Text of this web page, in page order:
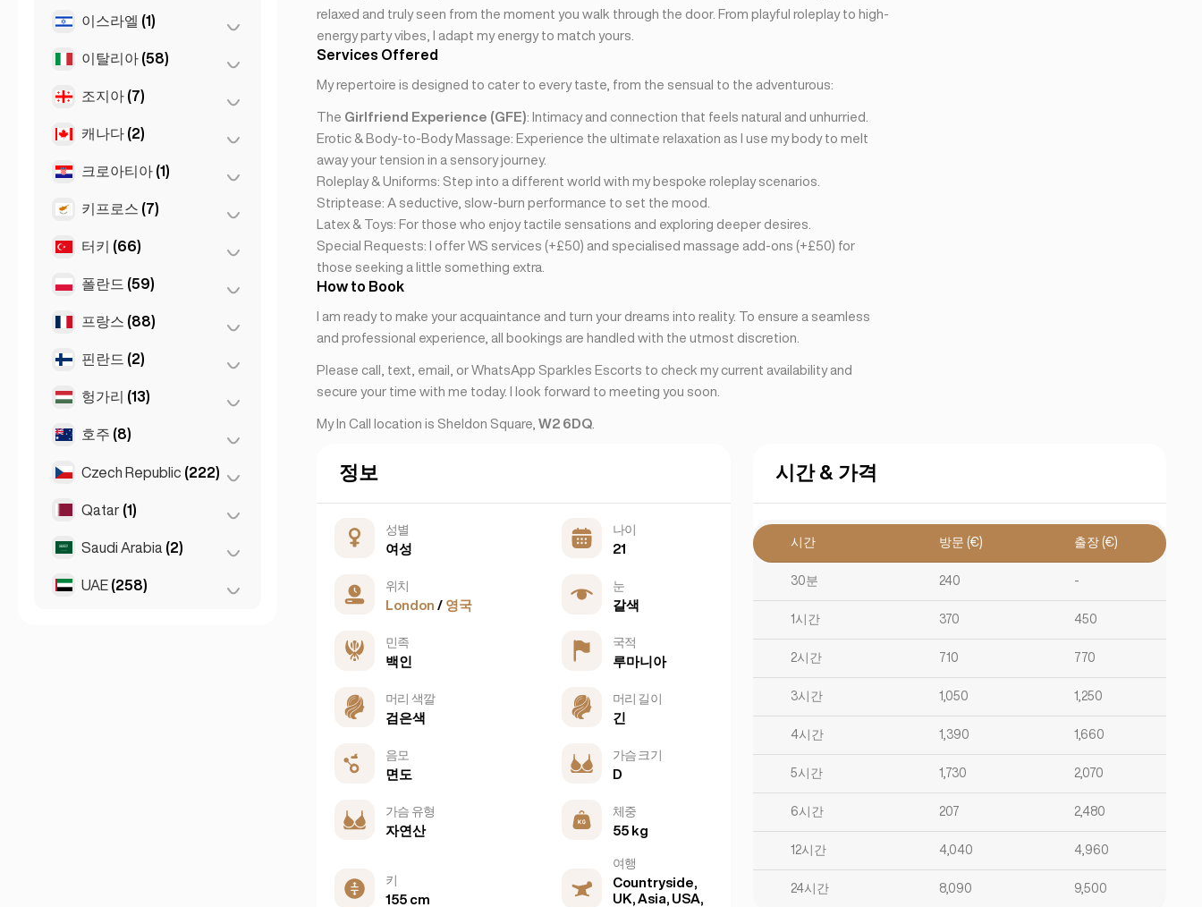
맨체스터
린츠
빈
하르키우 (1)
Kiev
이스라엘 (1)
텔아비브 (1)
이탈리아 (58)
나폴리 (1)
로마
밀라노
조지아 (7)
바투미 (2)
트빌리시
캐나다 (2)
토론토 (2)
크로아티아 (1)
자그레브 (1)
키프로스 (7)
니코시아 (3)
라르나카
리마솔
터키 (66)
앙카라 (14)
이스탄불
이즈미르
폴란드 (59)
바르샤바 (55)
브로츠와프
크라쿠프
프랑스 (88)
니스 (5)
리옹
마르세유
핀란드 (2)
헬싱키 (2)
헝가리 (13)
데브레첸 (3)
부다페스트 (8)
세게드
호주 (8)
멜버른 (1)
브리즈번
시드니
Czech Republic (222)
브르노 (2)
프라하
Qatar (1)
Doha (1)
Saudi Arabia (2)
Riyadh (2)
UAE (258)
relaxed and truly seen from the moment you walk through the door. From playful roleplay to high-
energy party vibes, I adapt my energy to match yours.
Services Offered
My repertoire is designed to cater to every taste, from the sensual to the adventurous:
The Girlfriend Experience (GFE): Intimacy and connection that feels natural and unhurried.
Erotic & Body-to-Body Massage: Experience the ultimate relaxation as I use my body to melt
away your tension in a sensory journey.
Roleplay & Uniforms: Step into a different world with my bespoke roleplay scenarios.
Striptease: A seductive, slow-burn performance to set the mood.
Latex & Toys: For those who enjoy tactile sensations and exploring deeper desires.
Special Requests: I offer WS services (+£50) and specialised massage add-ons (+£50) for
those seeking a little something extra.
How to Book
I am ready to make your acquaintance and turn your dreams into reality. To ensure a seamless
and professional experience, all bookings are handled with the utmost discretion.
Please call, text, email, or WhatsApp Sparkles Escorts to check my current availability and
secure your time with me today. I look forward to meeting you soon.
My In Call location is Sheldon Square, W2 6DQ
정보
성별
여성
나이
21
위치
London / 영국
눈
갈색
민족
백인
국적
루마니아
머리 색깔
검은색
머리 길이
긴
음모
면도
가슴 크기
D
가슴 유형
자연산
체중
55 kg
키
155 cm
여행
Countryside,
UK, Asia, USA,
시간 & 가격
시간 방문 (€) 출장 (€)
30분 240 -
1시간 370 450
2시간 710 770
3시간 1,050 1,250
4시간 1,390 1,660
5시간 1,730 2,070
6시간 207 2,480
12시간 4,040 4,960
24시간 8,090 9,500